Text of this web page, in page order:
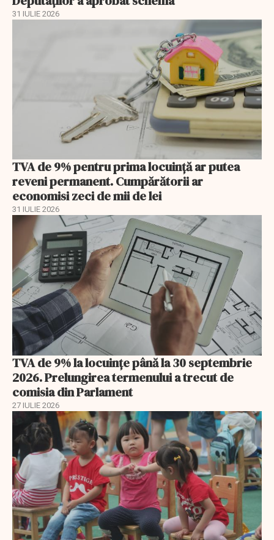
31 IULIE 2026
TVA de 9% pentru prima locuință ar putea
reveni permanent. Cumpărătorii ar
economisi zeci de mii de lei
31 IULIE 2026
TVA de 9% la locuințe până la 30 septembrie
2026. Prelungirea termenului a trecut de
comisia din Parlament
27 IULIE 2026